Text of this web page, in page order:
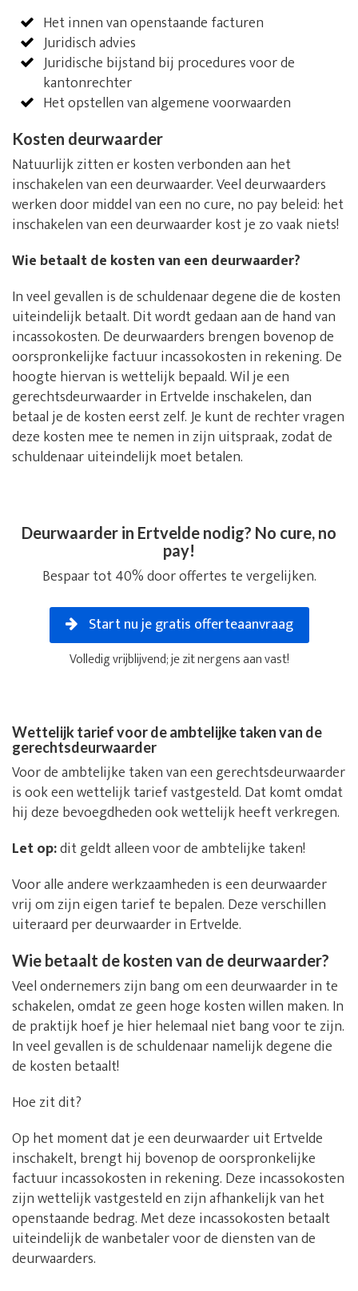
Het innen van openstaande facturen
Juridisch advies
Juridische bijstand bij procedures voor de
kantonrechter
Het opstellen van algemene voorwaarden
Kosten deurwaarder
Natuurlijk zitten er kosten verbonden aan het
inschakelen van een deurwaarder. Veel deurwaarders
werken door middel van een no cure, no pay beleid: het
inschakelen van een deurwaarder kost je zo vaak niets!
Wie betaalt de kosten van een deurwaarder?
In veel gevallen is de schuldenaar degene die de kosten
uiteindelijk betaalt. Dit wordt gedaan aan de hand van
incassokosten. De deurwaarders brengen bovenop de
oorspronkelijke factuur incassokosten in rekening. De
hoogte hiervan is wettelijk bepaald. Wil je een
gerechtsdeurwaarder in Ertvelde inschakelen, dan
betaal je de kosten eerst zelf. Je kunt de rechter vragen
deze kosten mee te nemen in zijn uitspraak, zodat de
schuldenaar uiteindelijk moet betalen.
Deurwaarder in Ertvelde nodig? No cure, no
pay!
Bespaar tot 40% door offertes te vergelijken.
Start nu je gratis offerteaanvraag
Volledig vrijblijvend; je zit nergens aan vast!
Wettelijk tarief voor de ambtelijke taken van de
gerechtsdeurwaarder
Voor de ambtelijke taken van een gerechtsdeurwaarder
is ook een wettelijk tarief vastgesteld. Dat komt omdat
hij deze bevoegdheden ook wettelijk heeft verkregen.
Let op:dit geldt alleen voor de ambtelijke taken!
Voor alle andere werkzaamheden is een deurwaarder
vrij om zijn eigen tarief te bepalen. Deze verschillen
uiteraard per deurwaarder in Ertvelde.
Wie betaalt de kosten van de deurwaarder?
Veel ondernemers zijn bang om een deurwaarder in te
schakelen, omdat ze geen hoge kosten willen maken. In
de praktijk hoef je hier helemaal niet bang voor te zijn.
In veel gevallen is de schuldenaar namelijk degene die
de kosten betaalt!
Hoe zit dit?
Op het moment dat je een deurwaarder uit Ertvelde
inschakelt, brengt hij bovenop de oorspronkelijke
factuur incassokosten in rekening. Deze incassokosten
zijn wettelijk vastgesteld en zijn afhankelijk van het
openstaande bedrag. Met deze incassokosten betaalt
uiteindelijk de wanbetaler voor de diensten van de
deurwaarders.